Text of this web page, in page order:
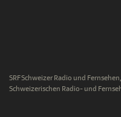
SRF Schweizer Radio und
Schweizerischen Radio- und